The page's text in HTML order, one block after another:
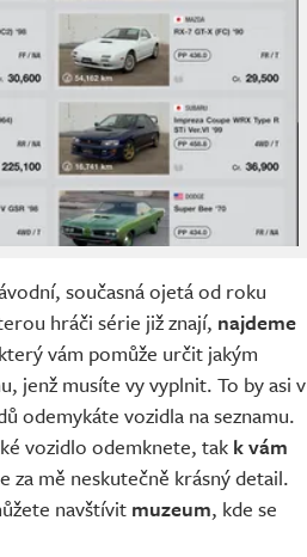
současná ojetá od roku
hráči série již znají, najdeme
vám pomůže určit jakým
jenž musíte vy vyplnit. To by asi v
odemykáte vozidla na seznamu.
vozidlo odemknete, tak k vám
za mě neskutečně krásný detail.
navštívit muzeum, kde se